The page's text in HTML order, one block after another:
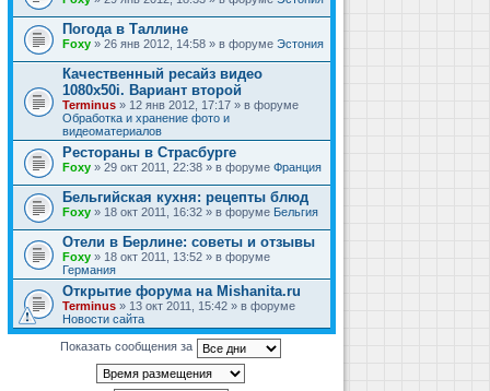
Погода в Таллине
Foxy » 26 янв 2012, 14:58 » в форуме Эстония
Качественный ресайз видео
1080x50i. Вариант второй
Terminus » 12 янв 2012, 17:17 » в форуме
Обработка и хранение фото и
видеоматериалов
Рестораны в Страсбурге
Foxy » 29 окт 2011, 22:38 » в форуме Франция
Бельгийская кухня: рецепты блюд
Foxy » 18 окт 2011, 16:32 » в форуме Бельгия
Отели в Берлине: советы и отзывы
Foxy » 18 окт 2011, 13:52 » в форуме
Германия
Открытие форума на Mishanita.ru
Terminus » 13 окт 2011, 15:42 » в форуме
Новости сайта
Показать сообщения за